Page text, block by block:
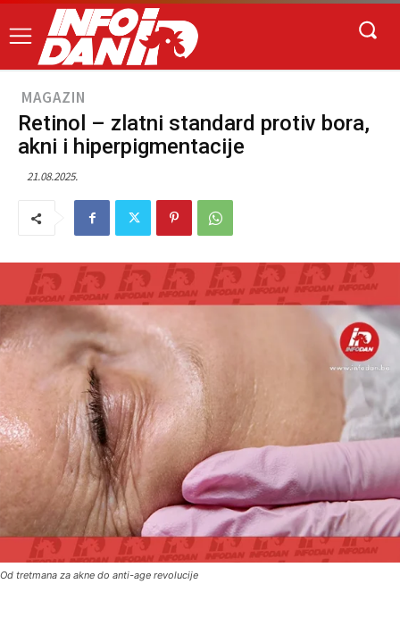
MAGAZIN
Retinol – zlatni standard protiv bora,
akni i hiperpigmentacije
21.08.2025.
Od tretmana za akne do anti-age revolucije